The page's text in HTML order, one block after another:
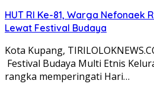
HUT RI Ke-81, Warga Nefonaek
Lewat Festival Budaya
Kota Kupang,
Festival Budaya Multi Etnis
rangka memperingati Hari…